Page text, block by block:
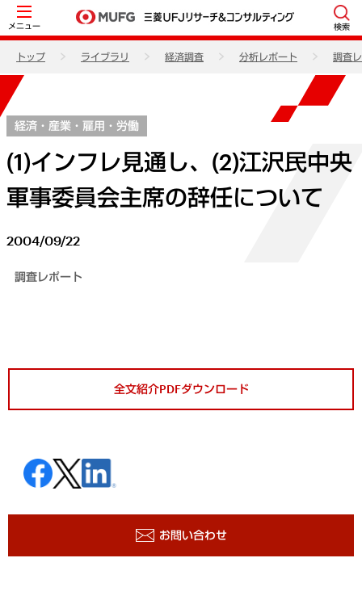
メニュー 検索
トップ ライブラリ 経済調査 分析レポート 調査
経済・産業・雇用・労働
(1)インフレ見通し、(2)江沢民中央
軍事委員会主席の辞任について
2004/09/22
調査レポート
全文紹介PDFダウンロード
お問い合わせ